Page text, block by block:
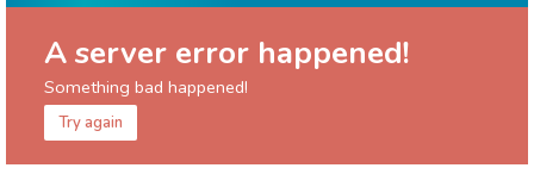
A server error happened!
Something bad happened!
Try again